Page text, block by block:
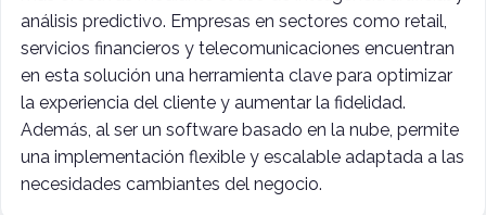
análisis predictivo. Empresas en sectores como retail,
servicios financieros y telecomunicaciones encuentran
en esta solución una herramienta clave para optimizar
la experiencia del cliente y aumentar la fidelidad.
Además, al ser un software basado en la nube, permite
una implementación flexible y escalable adaptada a las
necesidades cambiantes del negocio.